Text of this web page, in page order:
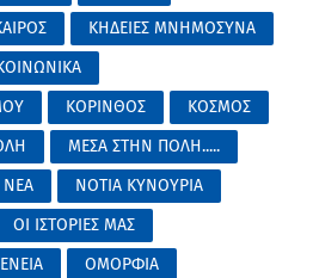
ΚΗΔΕΙΕΣ ΜΝΗΜΟΣΥΝΑ
ΚΟΡΙΝΘΟΣ
ΚΟΣΜΟΣ
ΜΕΣΑ ΣΤΗΝ ΠΟΛΗ.....
ΝΕΑ
ΝΟΤΙΑ ΚΥΝΟΥΡΙΑ
ΟΙ ΙΣΤΟΡΙΕΣ ΜΑΣ
ΟΜΟΡΦΙΑ